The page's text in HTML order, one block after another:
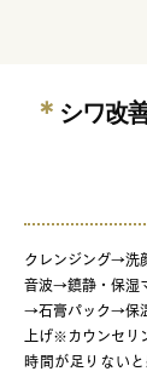
＊ シワ改
クレンジング→洗
音波→鎮静・保湿
→石膏パック→保
上げ※カウンセリ
時間が足りない